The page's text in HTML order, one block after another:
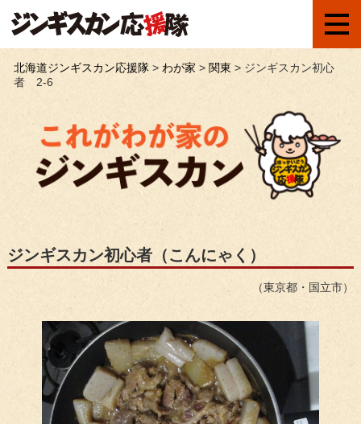
北海道ジンギスカン応援隊> わが家 > 関東 > ジンギスカン初心
者 2-6
ジンギスカン初心者（こんにゃく）
（東京都・国立市）